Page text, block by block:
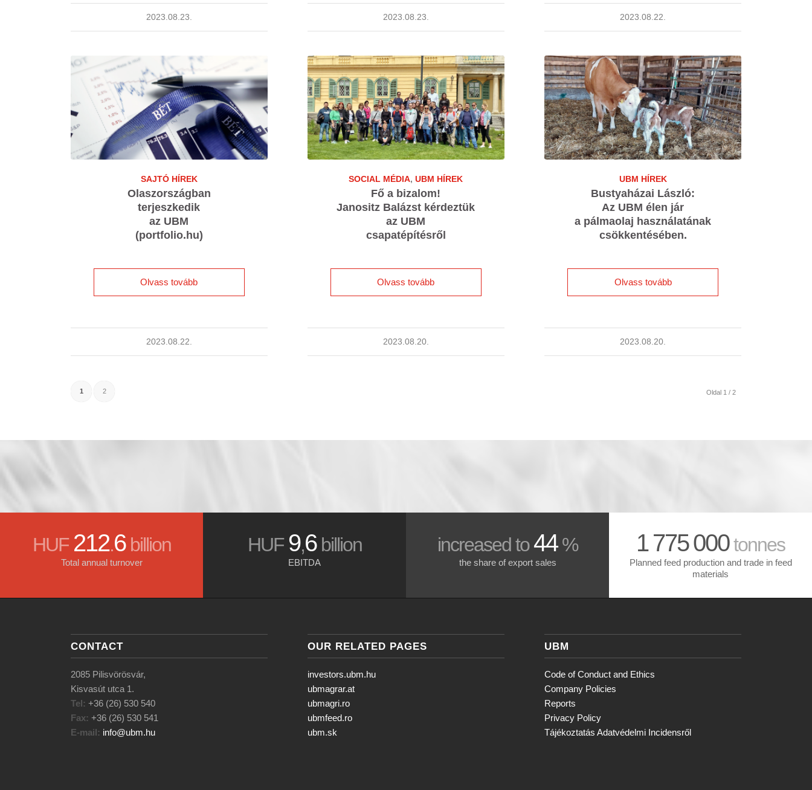
2023.08.23. 2023.08.23. 2023.08.22.
SAJTÓ HÍREK
Olaszországban
terjeszkedik
az UBM
(portfolio.hu)
Olvass tovább
2023.08.22.
SOCIAL MÉDIA,UBM HÍREK
Fő a bizalom!
Janositz Balázst kérdeztük
az UBM
csapatépítésről
Olvass tovább
2023.08.20.
UBM HÍREK
Bustyaházai László:
Az UBM élen jár
a pálmaolaj használatának
csökkentésében.
Olvass tovább
2023.08.20.
Oldal 1 / 2
1 2
HUF 231.6billion
Total annual turnover
HUF 9,6billion
EBITDA
increased to44%
the share of export sales
1 775000tonnes
Planned feed production and trade in feed
materials
CONTACT
2085 Pilisvörösvár,
Kisvasút utca 1.
Tel: +36 (26) 530 540
Fax: +36 (26) 530 541
E-mail: info@ubm.hu
OUR RELATED PAGES
investors.ubm.hu
ubmagrar.at
ubmagri.ro
ubmfeed.ro
ubm.sk
UBM
Code of Conduct and Ethics
Company Policies
Reports
Privacy Policy
Tájékoztatás Adatvédelmi Incidensről